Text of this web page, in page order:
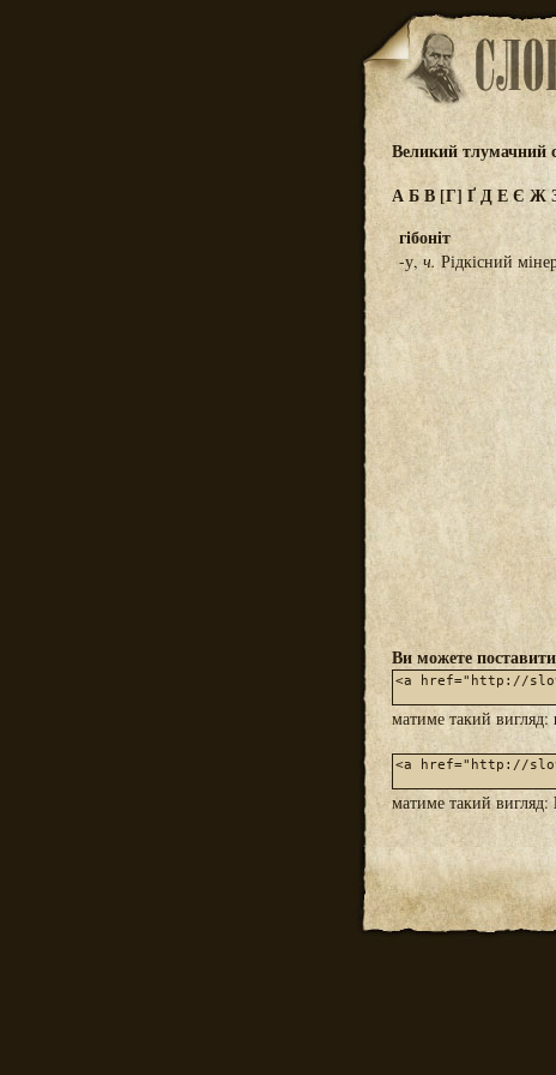
Великий тлумачний
АБВ[Г] ҐДЕЄ Ж
гібоніт
-у,ч. Рідкісний
Ви можете
матиме такий вигляд:
матиме такий вигляд: